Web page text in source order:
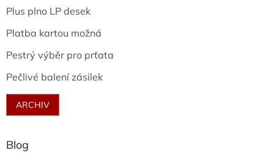
Plus plno LP desek
Platba kartou možná
Pestrý výběr pro prťata
Pečlivé balení zásilek
ARCHIV
Blog